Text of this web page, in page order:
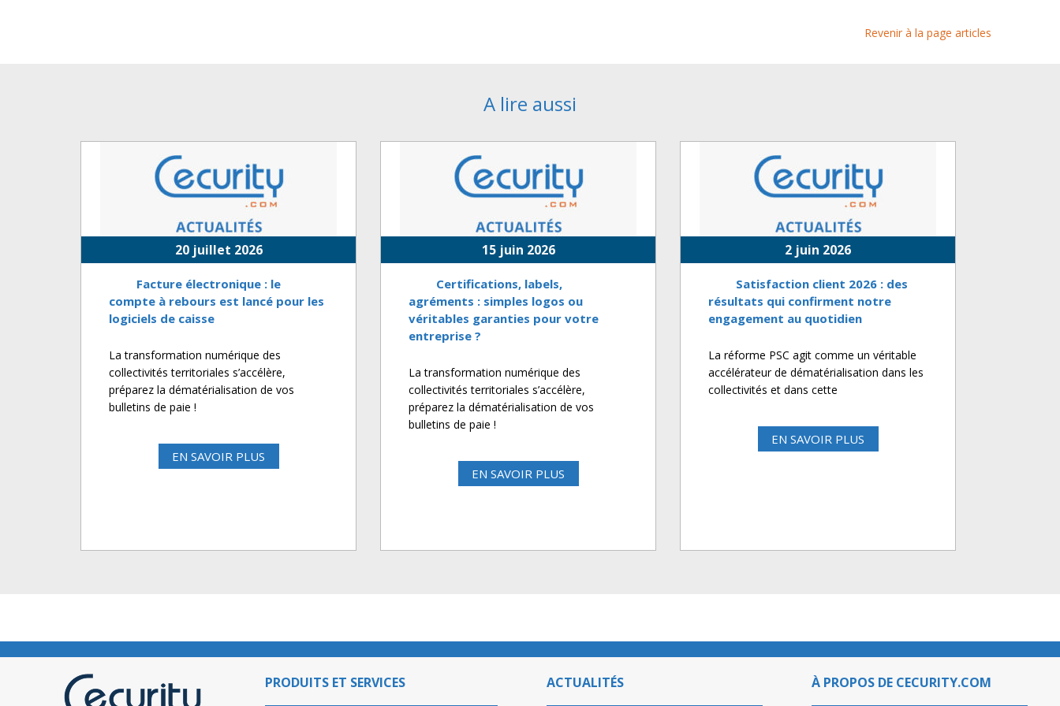
Revenir à la page articles
A lire aussi
20 juillet 2026
Facture électronique : le
compte à rebours est lancé pour les
logiciels de caisse
La transformation numérique des
collectivités territoriales s’accélère,
préparez la dématérialisation de vos
bulletins de paie !
EN SAVOIR PLUS
15 juin 2026
Certifications, labels,
agréments : simples logos ou
véritables garanties pour votre
entreprise ?
La transformation numérique des
collectivités territoriales s’accélère,
préparez la dématérialisation de vos
bulletins de paie !
EN SAVOIR PLUS
2 juin 2026
Satisfaction client 2026 : des
résultats qui confirment notre
engagement au quotidien
La réforme PSC agit comme un véritable
accélérateur de dématérialisation dans les
collectivités et dans cette
EN SAVOIR PLUS
PRODUITS ET SERVICES ACTUALITÉS À PROPOS DE CECURITY.COM